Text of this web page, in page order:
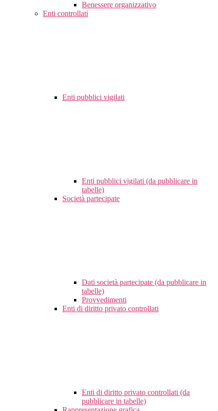
Benessere organizzativo
Enti controllati
Enti pubblici vigilati
Enti pubblici vigilati (da pubblicare in
tabelle)
Società partecipate
Dati società partecipate (da pubblicare in
tabelle)
Provvedimenti
Enti di diritto privato controllati
Enti di diritto privato controllati (da
pubblicare in tabelle)